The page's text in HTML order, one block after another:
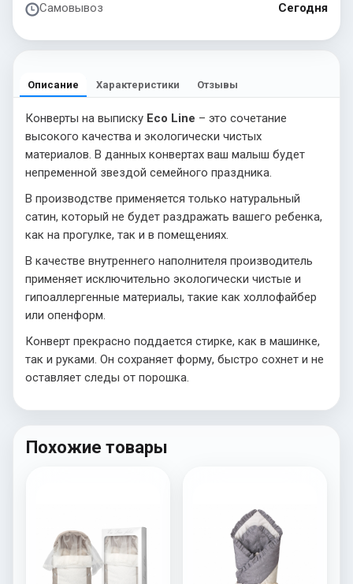
Самовывоз Сегодня
Описание Характеристики Отзывы
Конверты на выписку Eco Line – это сочетание
высокого качества и экологически чистых
материалов. В данных конвертах ваш малыш будет
непременной звездой семейного праздника.
В производстве применяется только натуральный
сатин, который не будет раздражать вашего ребенка,
как на прогулке, так и в помещениях.
В качестве внутреннего наполнителя производитель
применяет исключительно экологически чистые и
гипоаллергенные материалы, такие как холлофайбер
или опенформ.
Конверт прекрасно поддается стирке, как в машинке,
так и руками. Он сохраняет форму, быстро сохнет и не
оставляет следы от порошка.
Похожие товары